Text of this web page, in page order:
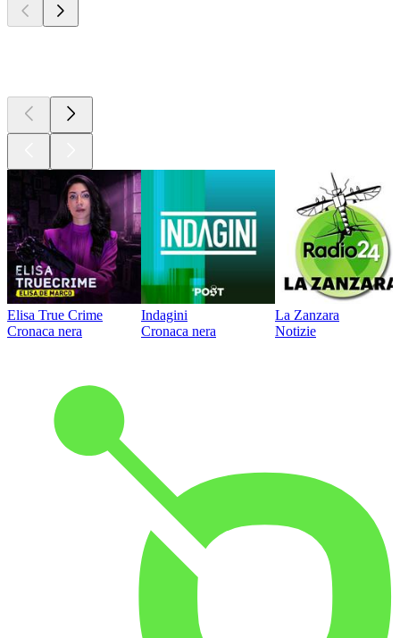
Elisa True Crime
Cronaca nera
Indagini
Cronaca nera
La Zanzara
Notizie